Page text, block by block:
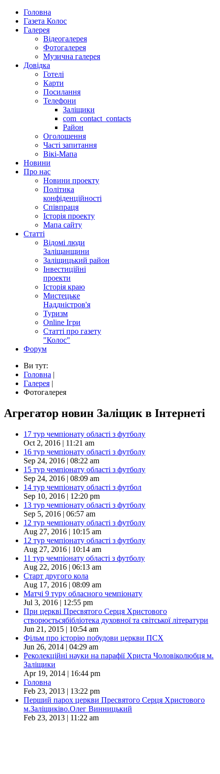
Головна
Газета Колос
Галерея
Відеогалерея
Фотогалерея
Музична галерея
Довідка
Готелі
Карти
Посилання
Телефони
Заліщики
com_contact_contacts
Район
Оголошення
Часті запитання
Вікі-Мапа
Новини
Про нас
Новини проекту
Політика
конфіденційності
Співпраця
Історія проекту
Мапа сайту
Статті
Відомі люди
Заліщанщини
Заліщицький район
Інвестиційні
проекти
Історія краю
Мистецьке
Наддністров'я
Туризм
Online Ігри
Статті про газету
"Колос"
Форум
Ви тут:
Головна |
Галерея |
Фотогалерея
Агрегатор новин Заліщик в Інтернеті
17 тур чемпіонату області з футболу
Oct 2, 2016 | 11:21 am
16 тур чемпіонату області з футболу
Sep 24, 2016 | 08:22 am
15 тур чемпіонату області з футболу
Sep 24, 2016 | 08:09 am
14 тур чемпіонату області з футбол
Sep 10, 2016 | 12:20 pm
13 тур чемпіонату області з футболу
Sep 5, 2016 | 06:57 am
12 тур чемпіонату області з футболу
Aug 27, 2016 | 10:15 am
12 тур чемпіонату області з футболу
Aug 27, 2016 | 10:14 am
11 тур чемпіонату області з футболу
Aug 22, 2016 | 06:13 am
Старт другого кола
Aug 17, 2016 | 08:09 am
Матчі 9 туру обласного чемпіонату
Jul 3, 2016 | 12:55 pm
При церкві Пресвятого Серця Христового
створюєтьсябібліотека духовної та світської літератури
Jun 21, 2015 | 10:54 am
Фільм про історію побудови церкви ПСХ
Jun 26, 2014 | 04:29 am
Реколекційні науки на парафії Христа Чоловіколюбця м.
Заліщики
Apr 19, 2014 | 16:44 pm
Головна
Feb 23, 2013 | 13:22 pm
Перший парох церкви Пресвятого Серця Христового
м.Заліщиківо.Олег Винницький
Feb 23, 2013 | 11:22 am